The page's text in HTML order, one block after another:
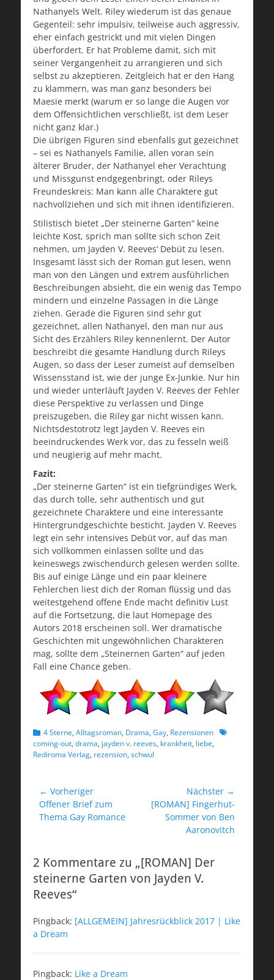
Nathanyels Welt. Riley wiederum ist das genaue
Gegenteil: sehr impulsiv, teilweise auch aggressiv,
eher einfach gestrickt und mit vielen Dingen
überfordert. Er hat Probleme damit, sich mit
seiner Vergangenheit zu arrangieren und sich
selbst zu akzeptieren. Zeitgleich hat er den Hang
zu klammern, was man ganz besonders bei
Maesie merkt (warum er so lange die Augen vor
dem Offensichtlichen verschließt, ist dem Leser
nicht ganz klar.)
Die übrigen Figuren sind ebenfalls gut gezeichnet
– sei es Nathanyels Familie, allen voran sein
älterer Bruder, der Nathanyel eher Verachtung
und Missgunst endgegenbringt, oder Rileys
Freundeskreis: Man kann alle Charaktere gut
nachvollziehen und sich mit ihnen identifizieren.
Stilistisch bietet „Der steinerne Garten“ keine
leichte Kost, sprich man sollte sich schon Zeit
nehmen, um Jayden V. Reeves‘ Debüt zu lesen.
Insgesamt lässt sich der Roman gut lesen, wenn
man von den Längen und extrem ausführlichen
Beschreibungen absieht, die ein wenig das Tempo
mindern und einzelne Passagen in die Länge
ziehen. Gerade die Figuren sind sehr gut
gezeichnet, allen Nathanyel, den man nur aus
Sicht des Erzählers Riley kennenlernt. Der Autor
beschreibt die gesamte Handlung durch Rileys
Augen, so dass der Leser zumeist auf demselben
Wissensstand ist, wie der junge Ex-Junkie. Nur hin
und wieder unterläuft Jayden V. Reeves der Fehler
diese Perspektive zu verlassen und Dinge
preiszugeben, die Riley gar nicht wissen kann.
Nichtsdestotrotz legt Jayden V. Reeves ein
beeindruckendes Werk vor, das zu fesseln weiß
und neugierig auf mehr macht.
Fazit:
„Der steinerne Garten“ ist ein tiefgründiges Werk,
das durch tolle, sehr authentisch und gut
gezeichnete Charaktere und eine interessante
Hintergrundgeschichte besticht. Jayden V. Reeves
legt ein sehr intensives Debüt vor, auf das man
sich vollkommen einlassen sollte und das
keineswegs zwischendurch gelesen werden sollte.
Bis auf einige Länge und ein paar kleinere
Fehlerchen liest dich der Roman flüssig und das
weitestgehend offene Ende macht definitiv Lust
auf die Fortsetzung, die laut Homepage des
Autors 2018 erscheinen soll. Wer dramatische
Geschichten mit ungewöhnlichen Charakteren
mag, sollte dem „Steinernen Garten“ auf jeden
Fall eine Chance geben.
Kategorien
4 Sterne, Alltagsroman, Drama, Gay, Rezensionen Schlagworte
coming-out, drama, jayden v. reeves, krankheit, liebe,
Rediroma Verlag, rezension, schwul
Beitragsnavigation
← Vorheriger
Vorheriger
Beitrag:
Offener Brief zum
Thema Gay Romance
Nächster →
Nächster
Beitrag:
[ROMAN] Fingerhut-
Sommer von Ben
Aaronovitch
2 Kommentare zu „[ROMAN] Der
steinerne Garten von Jayden V.
Reeves“
Pingback: [ALLGEMEIN] Jahresrückblick 2017 | Like
a Dream
Pingback: Like a Dream